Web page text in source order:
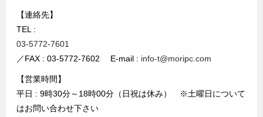
【連絡先】
TEL :
03-5772-7601
／FAX : 03-5772-7602 E-mail : info-t@moripc.com
【営業時間】
平日 : 9時30分～18時00分（日祝は休み） ※土曜日について
はお問い合わせ下さい